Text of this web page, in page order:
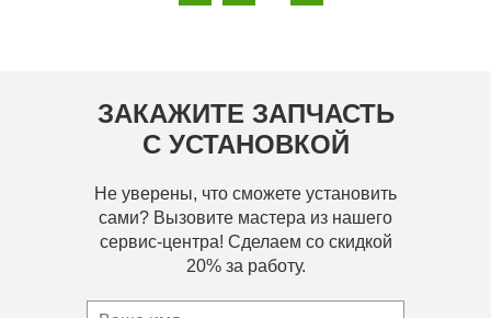
ЗАКАЖИТЕ ЗАПЧАСТЬ
С УСТАНОВКОЙ
Не уверены, что сможете установить
сами? Вызовите мастера из нашего
сервис-центра! Сделаем со скидкой
20% за работу.